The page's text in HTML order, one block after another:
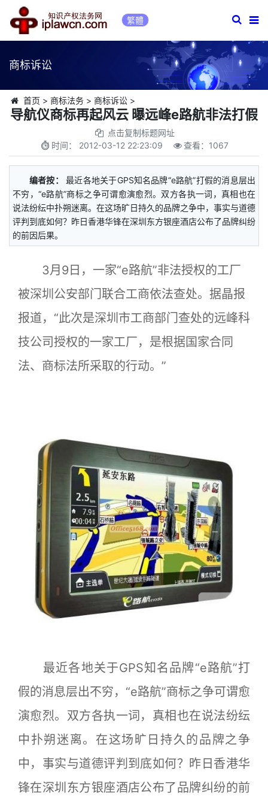
繁體
商标诉讼
首页 > 商标法务> 商标诉讼>
导航仪商标再起风云 曝远峰e路航非法打假
点击复制标题网址
时间： 2012-03-12 22:23:09 查看： 1067
编者按：
最近各地关于GPS知名品牌“e路航”打假的消息层出
不穷，“e路航”商标之争可谓愈演愈烈。双方各执一词，真相也在
说法纷纭中扑朔迷离。在这场旷日持久的品牌之争中，事实与道德
评判到底如何？昨日香港华锋在深圳东方银座酒店公布了品牌纠纷
的前因后果。
3月9日，一家“e路航”非法授权的工厂
被深圳公安部门联合工商依法查处。据晶报
报道，“此次是深圳市工商部门查处的远峰科
技公司授权的一家工厂，是根据国家合同
法、商标法所采取的行动。”
最近各地关于GPS知名品牌“e路航”打
假的消息层出不穷，“e路航”商标之争可谓愈
演愈烈。双方各执一词，真相也在说法纷纭
中扑朔迷离。在这场旷日持久的品牌之争
中，事实与道德评判到底如何？昨日香港华
锋在深圳东方银座酒店公布了品牌纠纷的前